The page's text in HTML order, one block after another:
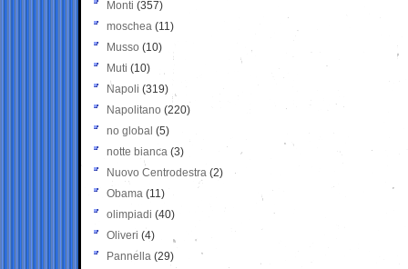
Monti (357)
moschea (11)
Musso (10)
Muti (10)
Napoli (319)
Napolitano (220)
no global (5)
notte bianca (3)
Nuovo Centrodestra (2)
Obama (11)
olimpiadi (40)
Oliveri (4)
Pannella (29)